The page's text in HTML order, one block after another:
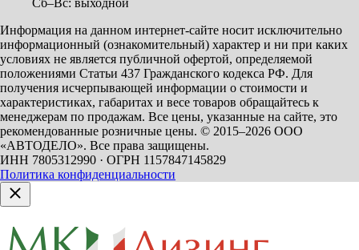
Сб–Вс: выходной
Информация на данном интернет-сайте носит исключительно
информационный (ознакомительный) характер и ни при каких
условиях не является публичной офертой, определяемой
положениями Статьи 437 Гражданского кодекса РФ. Для
получения исчерпывающей информации о стоимости и
характеристиках, габаритах и весе товаров обращайтесь к
менеджерам по продажам. Все цены, указанные на сайте, это
рекомендованные розничные цены. © 2015–2026 ООО
«АВТОДЕЛО». Все права защищены.
ИНН 7805312990 · ОГРН 1157847145829
Политика конфиденциальности